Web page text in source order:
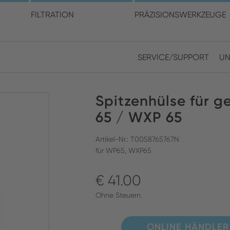
FILTRATION PRÄZISIONSWERKZEUGE
SUCHEN SCHLIESSEN
SERVICE/SUPPORT
Sie Ihren Standort und
Spitzenhülse für
65 / WXP 65
Artikel-Nr.: T0058765767N
für WP65, WXP65
€ 41.00
Ohne Steuern.
ONLINE HÄNDLER